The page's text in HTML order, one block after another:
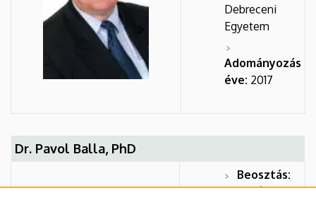
Debreceni
Egyetem
Adományozás
éve: 2017
Dr. Pavol Balla, PhD
Beosztás:
tudományos